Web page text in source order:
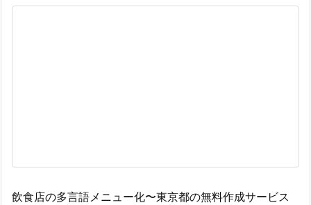
飲食店の多言語メニュー化〜東京都の無料作成サービス